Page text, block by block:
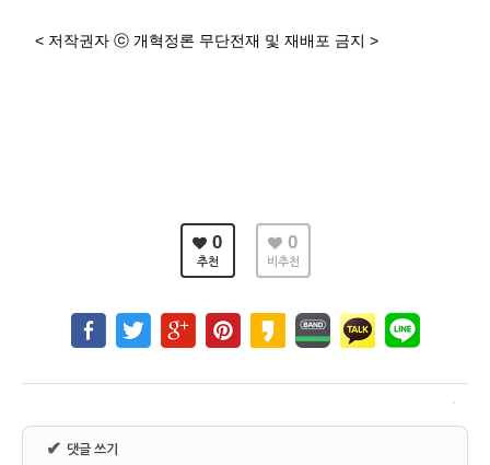
< 저작권자 ⓒ 개혁정론 무단전재 및 재배포 금지 >
0
추천
0
비추천
✔ 댓글 쓰기